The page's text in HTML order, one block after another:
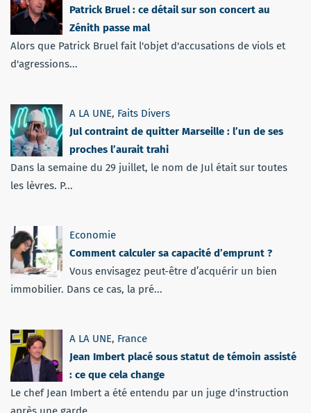
Patrick Bruel : ce détail sur son concert au
Zénith passe mal
Alors que Patrick Bruel fait l'objet d'accusations de viols et
d'agressions...
A LA UNE, Faits Divers
Jul contraint de quitter Marseille : l’un de ses
proches l’aurait trahi
Dans la semaine du 29 juillet, le nom de Jul était sur toutes
les lèvres. P...
Economie
Comment calculer sa capacité d’emprunt ?
Vous envisagez peut-être d’acquérir un bien
immobilier. Dans ce cas, la pré...
A LA UNE, France
Jean Imbert placé sous statut de témoin assisté
: ce que cela change
Le chef Jean Imbert a été entendu par un juge d'instruction